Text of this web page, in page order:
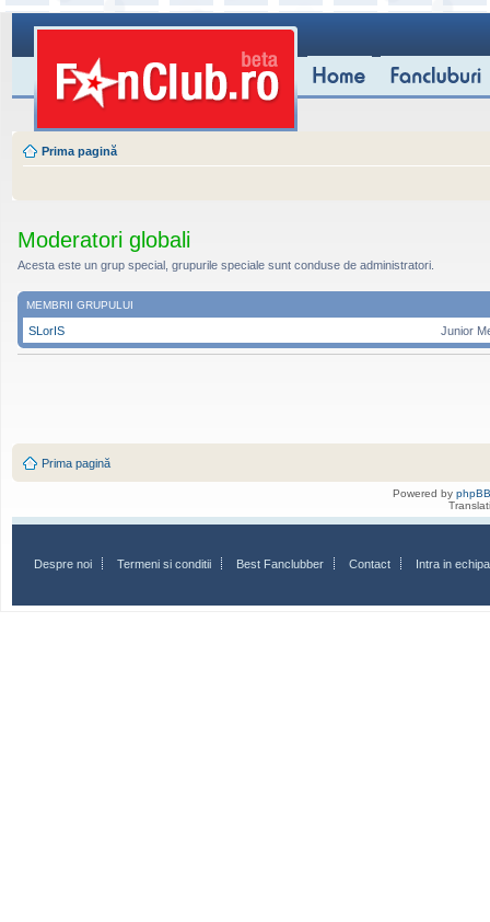
Prima pagină
Moderatori globali
Acesta este un grup special, grupurile speciale sunt conduse de administratori.
MEMBRII GRUPULUI
Junior
SLorIS
Prima pagină
Powered by phpBB
Despre noi Termeni si conditii Best Fanclubber Contact Intra in